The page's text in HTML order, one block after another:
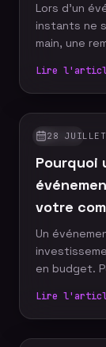
Lors d'un
instants ne
main, une
anticiper
votre
moments
photo ne
Lire
GUIDES
28
Pourquoi
votre
Un
en budget.
photo
d'images
Lire